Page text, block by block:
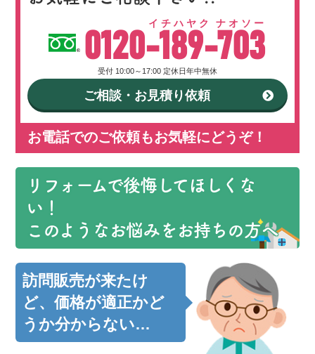
0120-189-703
イチハヤク ナオソー
受付 10:00～17:00 定休日年中無休
ご相談・お見積り依頼
お電話でのご依頼もお気軽にどうぞ！
リフォームで後悔してほしくな
い！
このようなお悩みをお持ちの方へ
訪問販売が来たけ
ど、価格が適正かど
うか分からない…